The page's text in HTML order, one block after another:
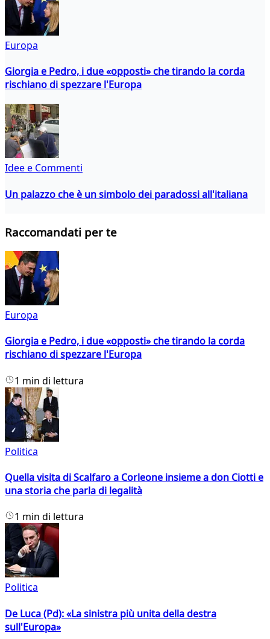
Europa
Giorgia e Pedro, i due «opposti» che tirando la corda
rischiano di spezzare l'Europa
Idee e Commenti
Un palazzo che è un simbolo dei paradossi all'italiana
Raccomandati per te
Europa
Giorgia e Pedro, i due «opposti» che tirando la corda
rischiano di spezzare l'Europa
1 min di lettura
Politica
Quella visita di Scalfaro a Corleone insieme a don Ciotti e
una storia che parla di legalità
1 min di lettura
Politica
De Luca (Pd): «La sinistra più unita della destra
sull'Europa»